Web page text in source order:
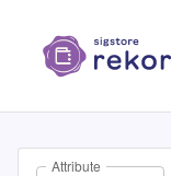
Attribute